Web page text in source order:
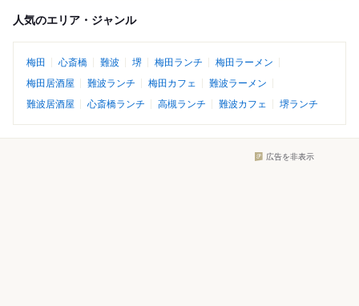
人気のエリア・ジャンル
梅田 心斎橋 難波 堺 梅田ランチ
梅田ラーメン
梅田居酒屋
難波ランチ 梅田カフェ
難波ラーメン
難波居酒屋
心斎橋ランチ 高槻ランチ 難波カフェ 堺ランチ
広告を非表示